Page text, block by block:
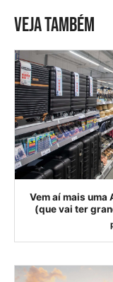
VEJA TAMBÉM
Vem aí mais uma
(que vai ter